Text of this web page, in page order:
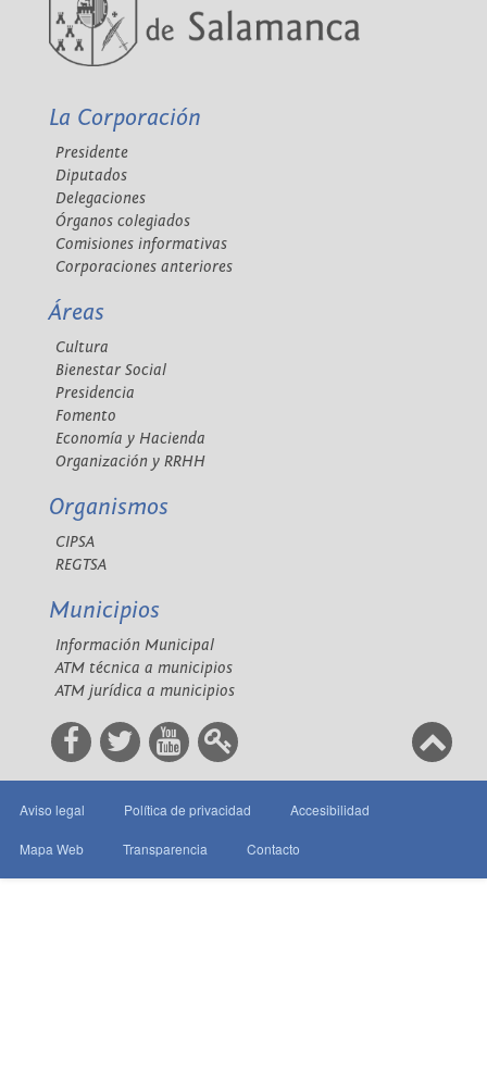
La Corporación
Presidente
Diputados
Delegaciones
Órganos colegiados
Comisiones informativas
Corporaciones anteriores
Áreas
Cultura
Bienestar Social
Presidencia
Fomento
Economía y Hacienda
Organización y RRHH
Organismos
CIPSA
REGTSA
Municipios
Información Municipal
ATM técnica a municipios
ATM jurídica a municipios
Aviso legal Política de privacidad Accesibilidad
Mapa Web Transparencia Contacto